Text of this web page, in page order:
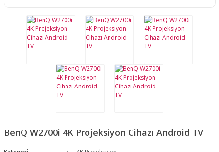
BenQ W2700i 4K Projeksiyon Cihazı Android TV